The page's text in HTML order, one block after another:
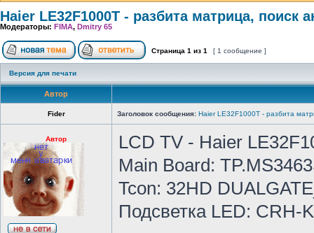
Haier LE32F1000T - разбита матрица, поиск
Модераторы: FIMA, Dmitry 65
Страница 1 из 1 [ 1 сообщение ]
Версия для печати
Автор
Fider Заголовок сообщения: Haier LE32F1000T - разбита
Автор
LCD TV - Haier
Main Board:
Tcon: 32HD
Подсветка LED: CRH-